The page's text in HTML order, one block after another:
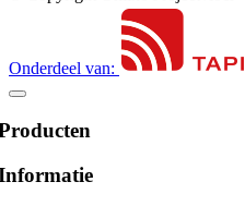
Onderdeel van: